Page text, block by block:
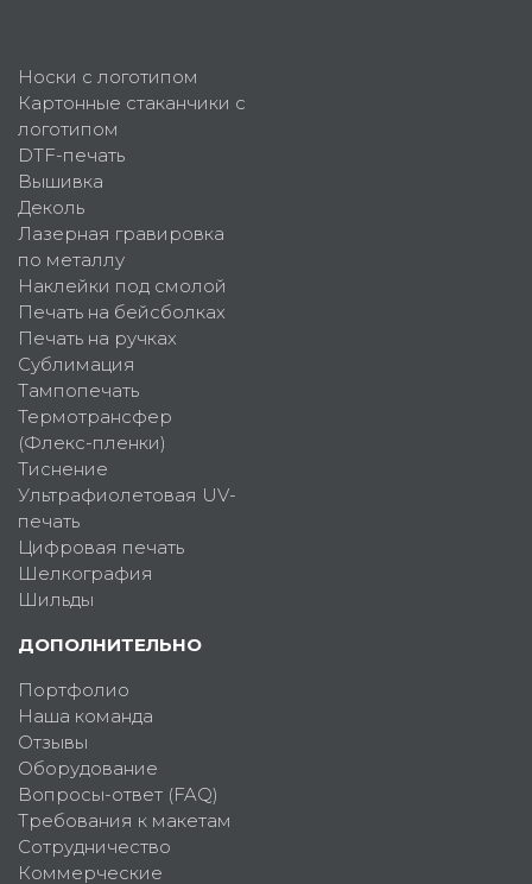
Носки с логотипом
Картонные стаканчики с
логотипом
DTF-печать
Вышивка
Деколь
Лазерная гравировка
по металлу
Наклейки под смолой
Печать на бейсболках
Печать на ручках
Сублимация
Тампопечать
Термотрансфер
(Флекс-пленки)
Тиснение
Ультрафиолетовая UV-
печать
Цифровая печать
Шелкография
Шильды
ДОПОЛНИТЕЛЬНО
Портфолио
Наша команда
Отзывы
Оборудование
Вопросы-ответ (FAQ)
Требования к макетам
Сотрудничество
Коммерческие